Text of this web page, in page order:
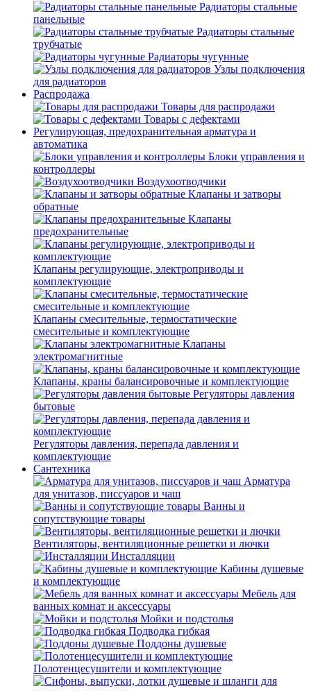
Радиаторы стальные
панельные
Радиаторы стальные
трубчатые
Радиаторы чугунные
Узлы подключения
для радиаторов
Распродажа
Товары для распродажи
Товары с дефектами
Регулирующая, предохранительная арматура и
автоматика
Блоки управления и
контроллеры
Воздухоотводчики
Клапаны и затворы
обратные
Клапаны
предохранительные
Клапаны регулирующие, электроприводы и
комплектующие
Клапаны смесительные, термостатические
смесительные и комплектующие
Клапаны
электромагнитные
Клапаны, краны балансировочные и комплектующие
Регуляторы давления
бытовые
Регуляторы давления, перепада давления и
комплектующие
Сантехника
Арматура
для унитазов, писсуаров и чаш
Ванны и
сопутствующие товары
Вентиляторы, вентиляционные решетки и лючки
Инсталляции
Кабины душевые
и комплектующие
Мебель для
ванных комнат и аксессуары
Мойки и подстолья
Подводка гибкая
Поддоны душевые
Полотенцесушители и комплектующие